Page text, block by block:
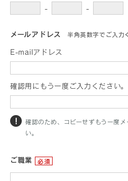
- -
メールアドレス 半角英数字でご入力
E-mailアドレス
確認用にもう一度ご入力ください。
確認のため、コピーせずもう一度
い。
ご職業 必須